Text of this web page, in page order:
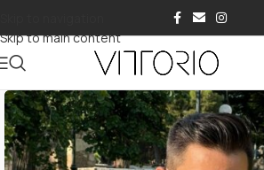
Skip to main content